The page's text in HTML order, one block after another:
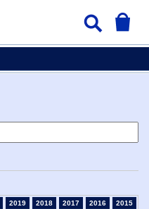
2019 2018 2017 2016
2015